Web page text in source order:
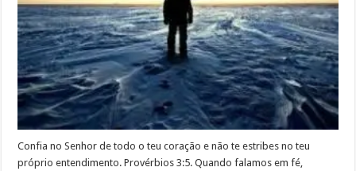
Confia no Senhor de todo o teu coração e não te estribes no teu
próprio entendimento. Provérbios 3:5. Quando falamos em fé,